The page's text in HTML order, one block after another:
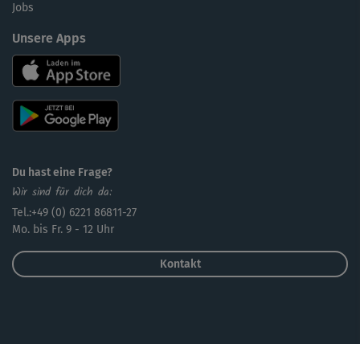
Jobs
Unsere Apps
Du hast eine Frage?
Wir sind für dich da:
Tel.:+49 (0) 6221 86811-27
Mo. bis Fr. 9 - 12 Uhr
Kontakt